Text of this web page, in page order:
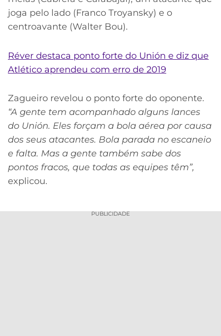
joga pelo lado (Franco Troyansky) e o
centroavante (Walter Bou).
Réver destaca ponto forte do Unión e diz que
Atlético aprendeu com erro de 2019
Zagueiro revelou o ponto forte do oponente.
“A gente tem acompanhado alguns lances
do Unión. Eles forçam a bola aérea por causa
dos seus atacantes. Bola parada no escaneio
e falta. Mas a gente também sabe dos
pontos fracos, que todas as equipes têm”,
explicou.
PUBLICIDADE